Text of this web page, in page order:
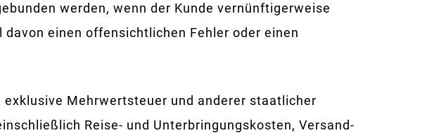
werden, wenn der Kunde vernünftigerweise
einen offensichtlichen Fehler oder einen
Mehrwertsteuer und anderer staatlicher
Reise- und Unterbringungskosten, Versand-